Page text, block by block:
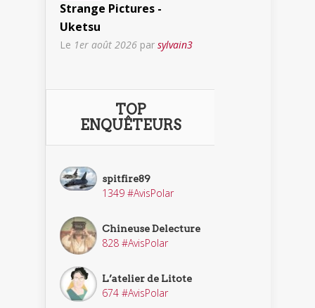
Strange Pictures -
Uketsu
Le 1er août 2026 par sylvain3
TOP
ENQUÊTEURS
spitfire89
1349 #AvisPolar
Chineuse Delecture
828 #AvisPolar
L’atelier de Litote
674 #AvisPolar